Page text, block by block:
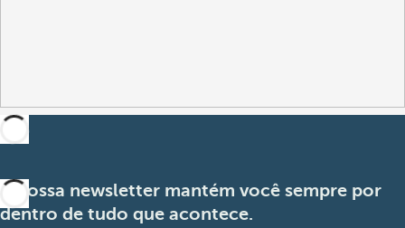
A nossa newsletter mantém você sempre por
dentro de tudo que acontece.